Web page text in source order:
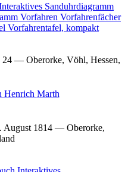
Sanduhrdiagramm
Vorfahren Vorfahrenfächer
Vorfahrentafel, kompakt
24 — Oberorke, Vöhl, Hessen,
Henrich Marth
August 1814 — Oberorke,